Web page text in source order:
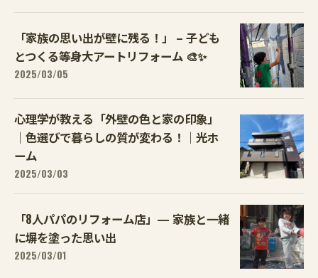
「家族の思い出が壁に残る！」 – 子ども
とつくる等身大アートリフォーム 🎨✨
2025/03/05
心理学が教える「外壁の色と家の印象」
｜色選びで暮らしの質が変わる！｜光ホ
ーム
2025/03/03
「8人パパのリフォーム店」— 家族と一緒
に塀を塗った思い出
2025/03/01